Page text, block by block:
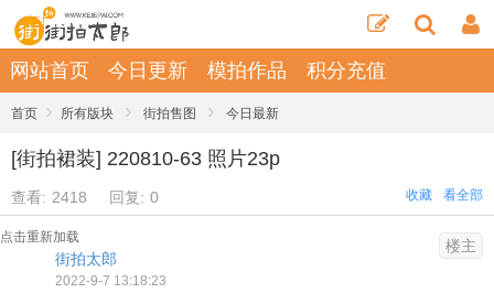
网站首页 今日更新 模拍作品 积分充值
首页 › 所有版块 › 街拍售图 › 今日最新
[街拍裙装] 220810-63 照片23p
查看: 2418 回复: 0 看全部
收藏
点击重新加载
街拍太郎
2022-9-7 13:18:23
楼主